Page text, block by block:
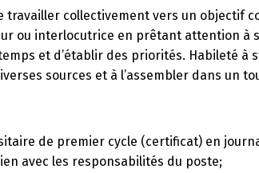
travailler collectivement vers un objectif
ou interlocutrice en prêtant attention à
et d’établir des priorités. Habileté
sources et à l’assembler dans un
de premier cycle (certificat) en
avec les responsabilités du poste;